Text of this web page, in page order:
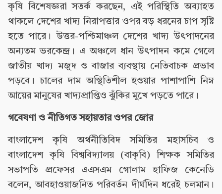
কৃষি বিশেষজ্ঞরা সতর্ক করছেন, এই পরিস্থিতি অব্যাহত
থাকলে দেশের খাদ্য নিরাপত্তার ওপর বড় ধরনের চাপ সৃষ্টি
হতে পারে। উত্তর-পশ্চিমাঞ্চল দেশের খাদ্য উৎপাদনের
অন্যতম ভরকেন্দ্র। এ অঞ্চলে ধান উৎপাদন কমে গেলে
জাতীয় খাদ্য মজুদ ও বাজার ব্যবস্থায় নেতিবাচক প্রভাব
পড়বে। চালের দাম অস্থিতিশীল হওয়ার পাশাপাশি নিম্ন
আয়ের মানুষের খাদ্যপ্রাপ্তিও ঝুঁকির মুখে পড়তে পারে।
গবেষণা ও নীতিগত সহায়তার ওপর জোর
বাংলাদেশ কৃষি অর্থনীতিবিদ সমিতির মহাসচিব ও
বাংলাদেশ কৃষি বিশ্ববিদ্যালয় (বাকৃবি) শিক্ষক সমিতির
সভাপতি প্রফেসর এএসএম গোলাম হাফিজ কেনেডি
বলেন, আবহাওয়াজনিত পরিবর্তন দীর্ঘদিন ধরেই চলমান।